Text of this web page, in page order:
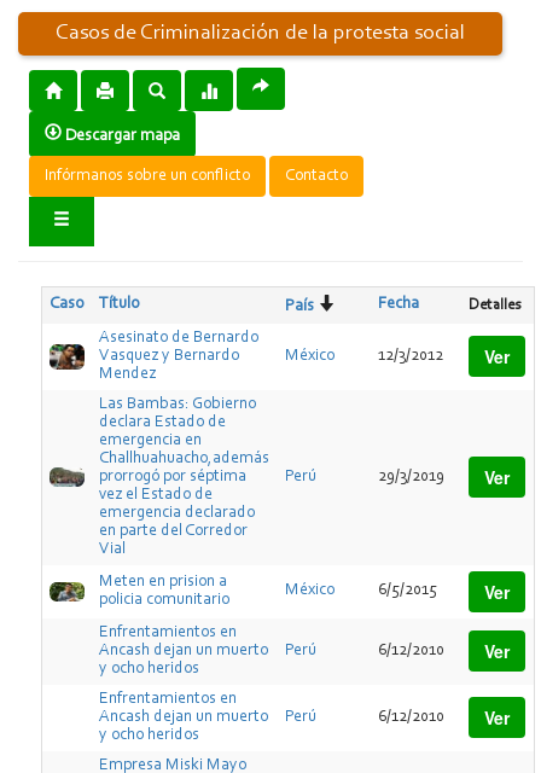
Casos de Criminalización de la protesta social
Descargar mapa
Infórmanos sobre un conflicto Contacto
Caso Título País Fecha Detalles
Asesinato de Bernardo
Vasquez y Bernardo
Mendez
México 12/3/2012 Ver
Las Bambas: Gobierno
declara Estado de
emergencia en
Challhuahuacho,además
prorrogó por séptima
vez el Estado de
emergencia declarado
en parte del Corredor
Vial
Perú 29/3/2019 Ver
Meten en prision a
policia comunitario
México 6/5/2015 Ver
Enfrentamientos en
Ancash dejan un muerto
y ocho heridos
Perú 6/12/2010 Ver
Enfrentamientos en
Ancash dejan un muerto
y ocho heridos
Perú 6/12/2010 Ver
Empresa Miski Mayo